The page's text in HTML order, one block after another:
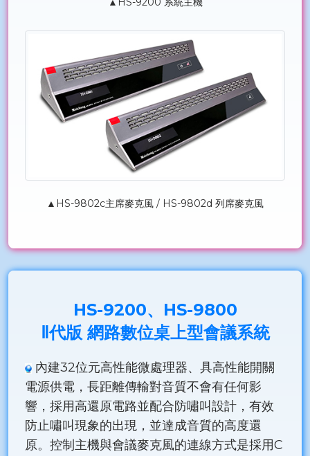
▲HS-9802c主席麥克風 / HS-9802d 列席麥克風
HS-9200、HS-9800
Ⅱ代版 網路數位桌上型會議系統
內建32位元高性能微處理器、具高性能開關
電源供電，長距離傳輸對音質不會有任何影
響，採用高還原電路並配合防嘯叫設計，有效
防止嘯叫現象的出現，並達成音質的高度還
原。控制主機與會議麥克風的連線方式是採用C